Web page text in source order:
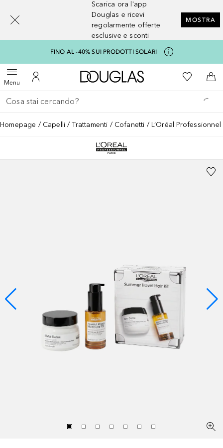
Scarica ora l'app
Douglas e ricevi
regolarmente offerte
esclusive e sconti
MOSTRA
FINO AL -40% SUI PRODOTTI SOLARI
MenuApri menuAl Mio Account
A Douglas HomeAlla Mia
Al
Torna indietro
Esegui ricerca
Homepage Capelli Trattamenti Cofanetti L’Oréal
[navigation.slideout.screenreader]